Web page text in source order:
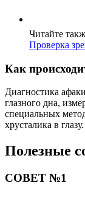
Читайте
Проверка
Как
Диагностика
глазного дна,
специальных
хрусталика в глазу.
Полезные
СОВЕТ №1